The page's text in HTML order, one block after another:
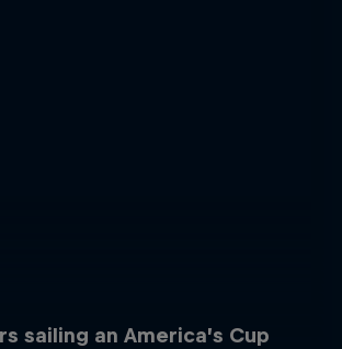
sailing an America’s Cup